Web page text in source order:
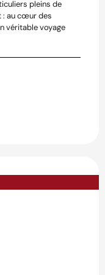
pleins de
: au cœur des
véritable voyage